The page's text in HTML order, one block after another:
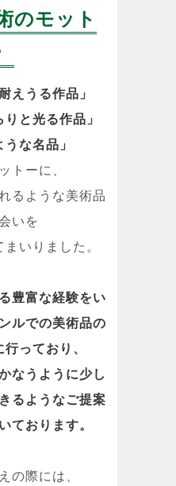
のモット
えうる作品」
りと光る作品」
うな名品」
トーに、
るような美術品
いを
いりました。
豊富な経験をい
ルでの美術品の
っており、
なうように少し
るようなご提案
ております。
の際には、